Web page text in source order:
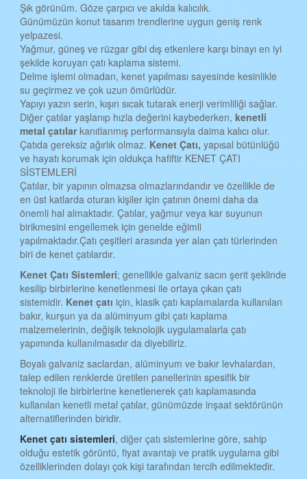
ERZİNCAN KENET ÇATI
ERZURUM KENET ÇATI
ESKİŞEHİR KENET ÇATI
GAZİANTEP KENET ÇATI
GİRESUN KENET ÇATI
GÜMÜŞHANE KENET ÇATI
HAKKARİ KENET ÇATI
HATAY KENET ÇATI
ISPARTA KENET ÇATI
MERSİN KENET ÇATI
iSTANBUL KENET ÇATI
İZMİR KENET ÇATI
KARS KENET ÇATI
KASTAMONU KENET ÇATI
KAYSERİ KENET ÇATI
KIRKLARELİ KENET ÇATI
KIRŞEHİR KENET ÇATI
KOCAELİ KENET ÇATI
KONYA KENET ÇATI
KÜTAHYA KENET ÇATI
Şık görünüm. Göze çarpıcı ve akılda kalıcılık.
Günümüzün konut tasarım trendlerine uygun geniş renk
yelpazesi.
Yağmur, güneş ve rüzgar gibi dış etkenlere karşı binayı en iyi
şekilde koruyan çatı kaplama sistemi.
Delme işlemi olmadan, kenet yapılması sayesinde kesinlikle
su geçirmez ve çok uzun ömürlüdür.
Yapıyı yazın serin, kışın sıcak tutarak enerji verimliliği sağlar.
Diğer çatılar yaşlanıp hızla değerini kaybederken,kenetli
metal çatılarkanıtlanmış performansıyla daima kalıcı olur.
Çatıda gereksiz ağırlık olmaz. Kenet Çatı, yapısal bütünlüğü
ve hayatı korumak için oldukça hafiftir KENET ÇATI
SİSTEMLERİ
Çatılar, bir yapının olmazsa olmazlarındandır ve özellikle de
en üst katlarda oturan kişiler için çatının önemi daha da
önemli hal almaktadır. Çatılar, yağmur veya kar suyunun
birikmesini engellemek için genelde eğimli
yapılmaktadır.Çatı çeşitleri arasında yer alan çatı türlerinden
biri de kenet çatılardır.
Kenet Çatı Sistemleri; genellikle galvaniz sacın şerit şeklinde
kesilip birbirlerine kenetlenmesi ile ortaya çıkan çatı
sistemidir. Kenet çatıiçin, klasik çatı kaplamalarda kullanılan
bakır, kurşun ya da alüminyum gibi çatı kaplama
malzemelerinin, değişik teknolojik uygulamalarla çatı
yapımında kullanılmasıdır da diyebiliriz.
Boyalı galvaniz saclardan, alüminyum ve bakır levhalardan,
talep edilen renklerde üretilen panellerinin spesifik bir
teknoloji ile birbirlerine kenetlenerek çatı kaplamasında
kullanılan kenetli metal çatılar, günümüzde inşaat sektörünün
alternatiflerinden biridir.
Kenet çatı sistemleri, diğer çatı sistemlerine göre, sahip
olduğu estetik görüntü, fiyat avantajı ve pratik uygulama gibi
özelliklerinden dolayı çok kişi tarafından tercih edilmektedir.